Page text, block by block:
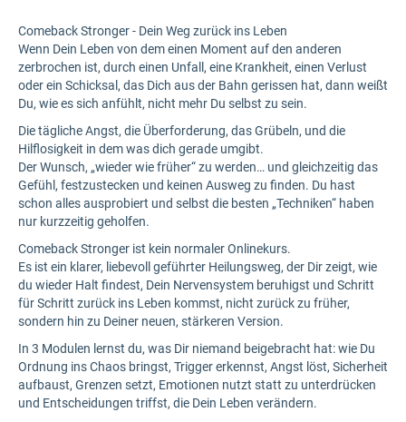
Comeback Stronger - Dein Weg zurück ins Leben
Wenn Dein Leben von dem einen Moment auf den anderen
zerbrochen ist, durch einen Unfall, eine Krankheit, einen Verlust
oder ein Schicksal, das Dich aus der Bahn gerissen hat, dann weißt
Du, wie es sich anfühlt, nicht mehr Du selbst zu sein.
Die tägliche Angst, die Überforderung, das Grübeln, und die
Hilflosigkeit in dem was dich gerade umgibt.
Der Wunsch, „wieder wie früher“ zu werden… und gleichzeitig das
Gefühl, festzustecken und keinen Ausweg zu finden. Du hast
schon alles ausprobiert und selbst die besten „Techniken“ haben
nur kurzzeitig geholfen.
Comeback Stronger ist kein normaler Onlinekurs.
Es ist ein klarer, liebevoll geführter Heilungsweg, der Dir zeigt, wie
du wieder Halt findest, Dein Nervensystem beruhigst und Schritt
für Schritt zurück ins Leben kommst, nicht zurück zu früher,
sondern hin zu Deiner neuen, stärkeren Version.
In 3 Modulen lernst du, was Dir niemand beigebracht hat: wie Du
Ordnung ins Chaos bringst, Trigger erkennst, Angst löst, Sicherheit
aufbaust, Grenzen setzt, Emotionen nutzt statt zu unterdrücken
und Entscheidungen triffst, die Dein Leben verändern.